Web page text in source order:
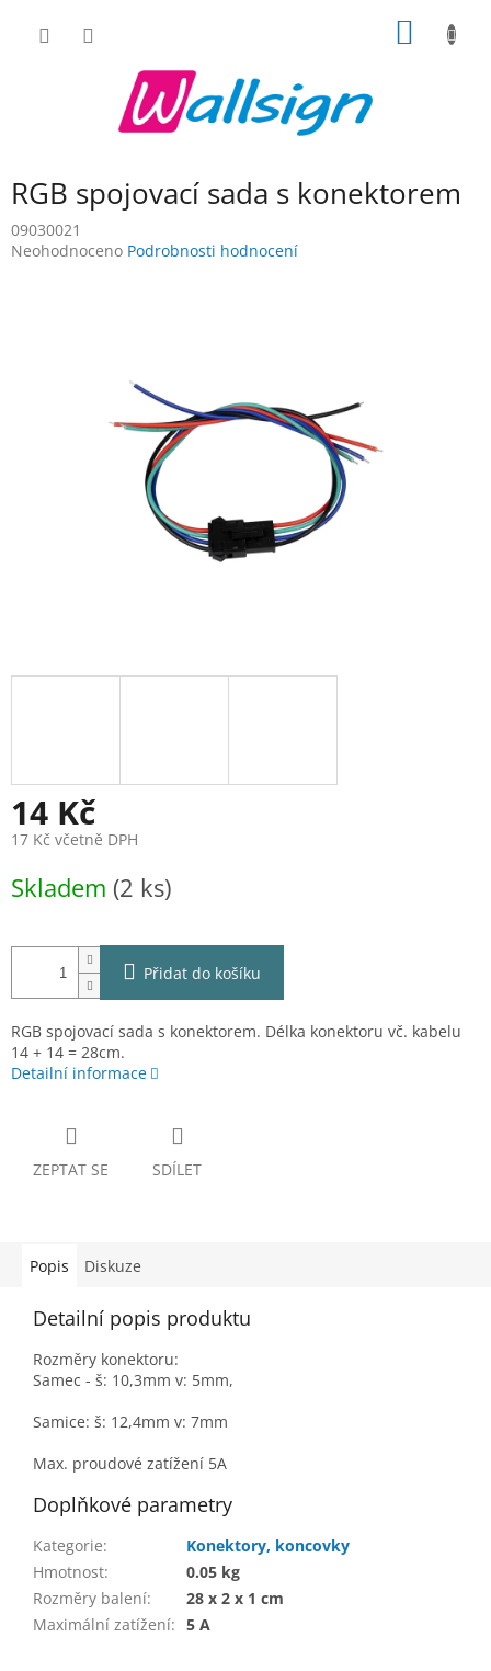
RGB spojovací sada s konektorem
09030021
Průměrné
Neohodnoceno Podrobnosti hodnocení
14 Kč
17 Kč včetně DPH
cena:
Skladem (2 ks)
Přidat do košíku
RGB spojovací sada s konektorem. Délka konektoru vč. kabelu
14 + 14 = 28cm.
Detailní informace
ZEPTAT SE SDÍLET
Popis Diskuze
Detailní popis produktu
Rozměry konektoru:
Samec - š: 10,3mm v: 5mm,
Samice: š: 12,4mm v: 7mm
Max. proudové zatížení 5A
Doplňkové parametry
Kategorie:
Konektory, koncovky
Hmotnost:
0.05 kg
Rozměry balení:
28 x 2 x 1 cm
Maximální zatížení: 5 A